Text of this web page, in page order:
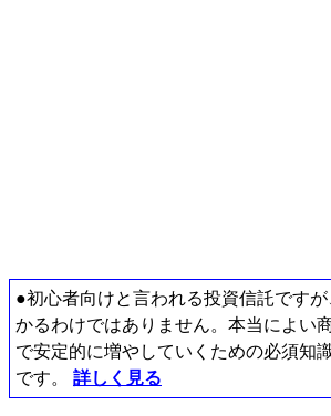
●初心者向けと言われる投資信託です
かるわけではありません。本当によい
で安定的に増やしていくための必須知
です。 詳しく見る